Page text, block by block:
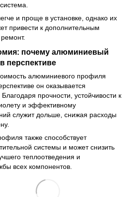
и проще в установке, однако их
привести к дополнительным
почему алюминиевый
перспективе
алюминиевого профиля
он оказывается
прочности, устойчивости к
и эффективному
служит дольше, снижая расходы
также способствует
системы и может снизить
теплоотведения и
всех компонентов.